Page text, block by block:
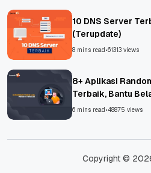
10 DNS Server
(Terupdate)
8 mins read•61313 views
8+ Aplikasi
Terbaik, Bantu
Asing!
6 mins read•48875 views
Copyright ©